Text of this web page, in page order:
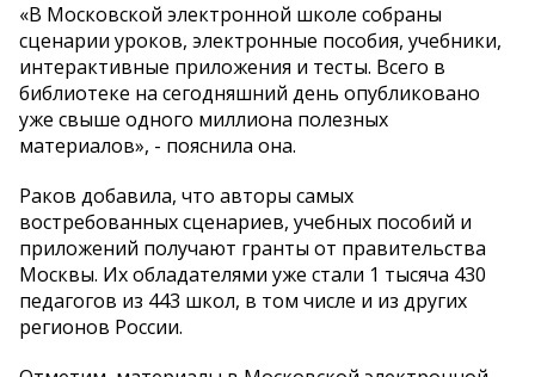
«В Московской электронной школе собраны
сценарии уроков, электронные пособия, учебники,
интерактивные приложения и тесты. Всего в
библиотеке на сегодняшний день опубликовано
уже свыше одного миллиона полезных
материалов», - пояснила она.
Раков добавила, что авторы самых
востребованных сценариев, учебных пособий и
приложений получают гранты от правительства
Москвы. Их обладателями уже стали 1 тысяча 430
педагогов из 443 школ, в том числе и из других
регионов России.